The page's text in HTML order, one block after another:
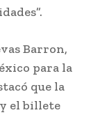
Barron,
para la
que la
el billete